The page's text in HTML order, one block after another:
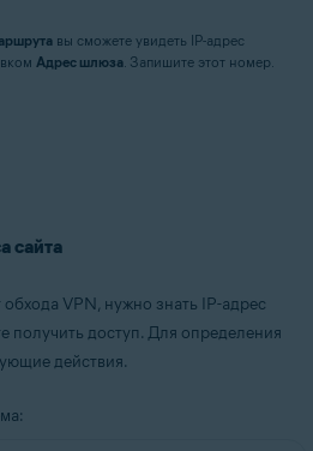
вы сможете увидеть IP-адрес
Адрес шлюза. Запишите этот номер.
сайта
VPN, нужно знать IP-адрес
получить доступ. Для определения
действия.